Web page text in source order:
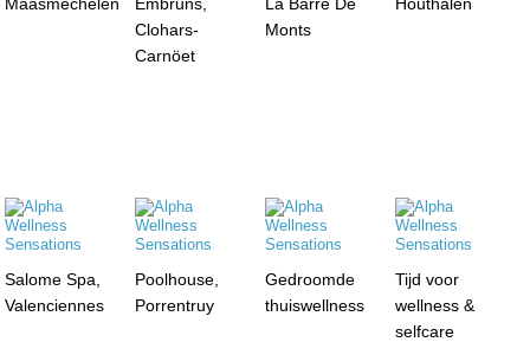
Clohars-
Carnöet
Monts
Salome Spa,
Valenciennes
Poolhouse,
Porrentruy
Gedroomde
thuiswellness
Tijd voor
wellness &
selfcare